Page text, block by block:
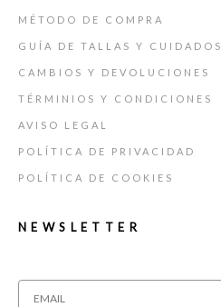
MÉTODO DE COMPRA
GUÍA DE TALLAS Y CUIDADOS
CAMBIOS Y DEVOLUCIONES
TÉRMINIOS Y CONDICIONES
AVISO LEGAL
POLÍTICA DE PRIVACIDAD
POLÍTICA DE COOKIES
NEWSLETTER